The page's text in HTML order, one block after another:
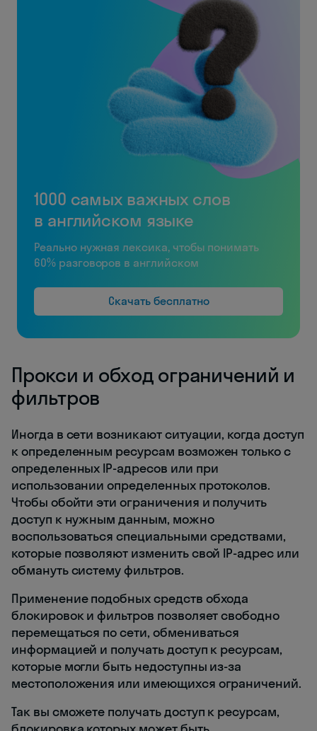
1000 самых важных слов
в английском языке
Реально нужная лексика, чтобы понимать
60% разговоров в английском
Скачать бесплатно
Прокси и обход ограничений и
фильтров
Иногда в сети возникают ситуации, когда доступ
к определенным ресурсам возможен только с
определенных IP-адресов или при
использовании определенных протоколов.
Чтобы обойти эти ограничения и получить
доступ к нужным данным, можно
воспользоваться специальными средствами,
которые позволяют изменить свой IP-адрес или
обмануть систему фильтров.
Применение подобных средств обхода
блокировок и фильтров позволяет свободно
перемещаться по сети, обмениваться
информацией и получать доступ к ресурсам,
которые могли быть недоступны из-за
местоположения или имеющихся ограничений.
Так вы сможете получать доступ к ресурсам,